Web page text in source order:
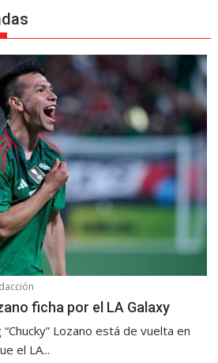
ficha por el LA Galaxy
Lozano está de vuelta en
el LA...